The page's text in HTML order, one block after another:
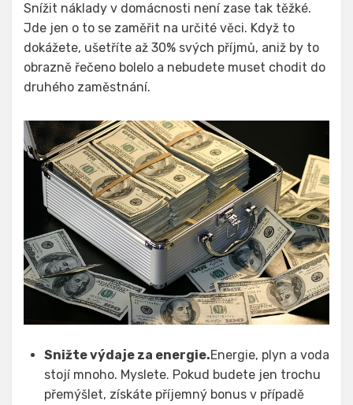
Snížit náklady v domácnosti není zase tak těžké.
Jde jen o to se zaměřit na určité věci. Když to
dokážete, ušetříte až 30% svých příjmů, aniž by to
obrazně řečeno bolelo a nebudete muset chodit do
druhého zaměstnání.
Snižte výdaje za energie.Energie, plyn a voda
stojí mnoho. Myslete. Pokud budete jen trochu
přemýšlet, získáte příjemný bonus v případě